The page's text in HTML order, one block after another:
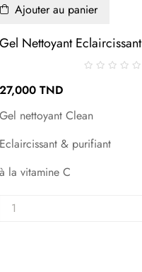
Ajouter au panier
Gel Nettoyant Eclaircissant
27,000 TND
Gel nettoyant Clean
Eclaircissant & purifiant
à la vitamine C